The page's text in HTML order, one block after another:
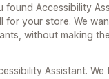
found Accessibility
for your store. We
without making
Assistant.